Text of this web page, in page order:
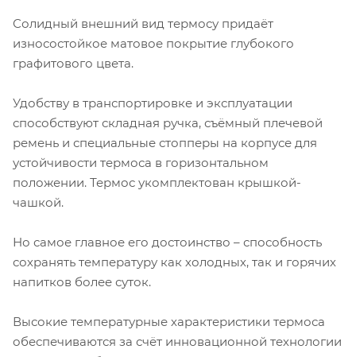
Солидный внешний вид термосу придаёт
износостойкое матовое покрытие глубокого
графитового цвета.
Удобству в транспортировке и эксплуатации
способствуют складная ручка, съёмный плечевой
ремень и специальные стопперы на корпусе для
устойчивости термоса в горизонтальном
положении. Термос укомплектован крышкой-
чашкой.
Но самое главное его достоинство – способность
сохранять температуру как холодных, так и горячих
напитков более суток.
Высокие температурные характеристики термоса
обеспечиваются за счёт инновационной технологии